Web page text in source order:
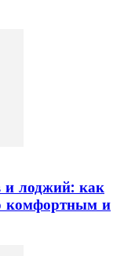
и лоджий: как
комфортным и